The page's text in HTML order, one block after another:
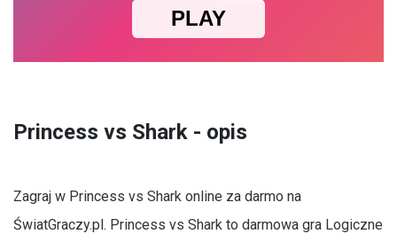
Princess vs Shark - opis
Zagraj w Princess vs Shark online za darmo na
ŚwiatGraczy.pl. Princess vs Shark to darmowa gra Logiczne